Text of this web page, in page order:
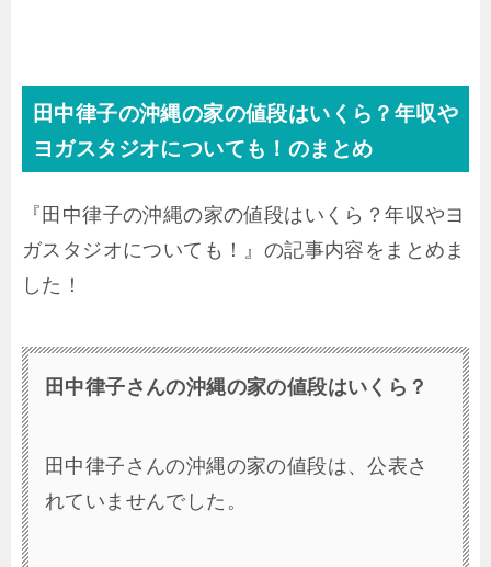
田中律子の沖縄の家の値段はいくら？年収や
ヨガスタジオについても！のまとめ
『田中律子の沖縄の家の値段はいくら？年収やヨ
ガスタジオについても！』の記事内容をまとめま
した！
田中律子さんの沖縄の家の値段はいくら？
田中律子さんの沖縄の家の値段は、公表さ
れていませんでした。